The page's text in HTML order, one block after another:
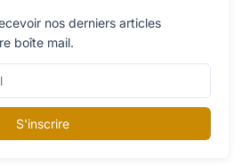
nos derniers articles
boîte mail.
S'inscrire